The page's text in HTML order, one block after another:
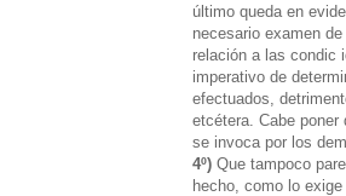
último queda en
necesario examen
relación a las condic
imperativo de
efectuados,
etcétera. Cabe
se invoca por los
4º) Que tampoco
hecho, como lo